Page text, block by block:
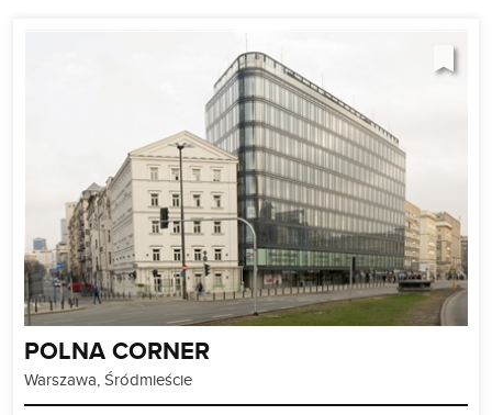
POLNA CORNER
Warszawa, Śródmieście